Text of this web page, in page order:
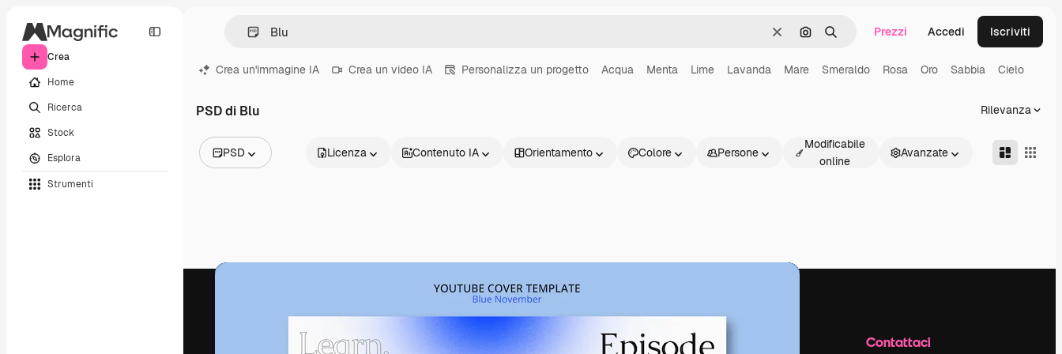
Crea
Home
Ricerca
Stock
Esplora
Strumenti
CancellaCerca per immagine
Ricerca Prezzi Accedi Iscriviti
Crea un'immagine IA Crea un video IA Personalizza un progetto Acqua Menta Lime Lavanda Mare Smeraldo Rosa Oro Sabbia Cielo
PSD di Blu Rilevanza
PSD
Video
Licenza Contenuto IA Orientamento Colore Persone
Modificabile
online
Avanzate
Prodotti Inizia Contattaci